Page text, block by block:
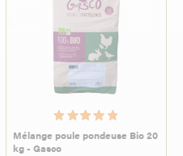
Mélange poule pondeuse Bio 20
kg - Gasco